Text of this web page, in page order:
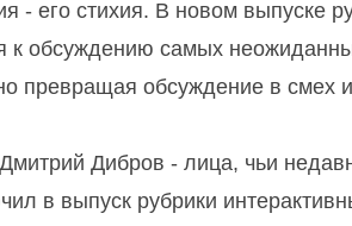
- его стихия. В новом выпуске
к обсуждению самых
превращая обсуждение в смех
Дибров - лица, чьи
в выпуск рубрики